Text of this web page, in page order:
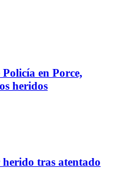
en Porce,
heridos
tras atentado